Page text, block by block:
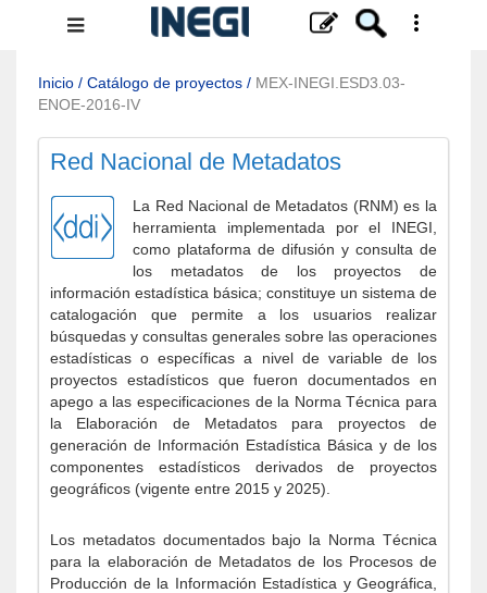
Menú
navegación
Inicio / Catálogo de proyectos / MEX-INEGI.ESD3.03-
ENOE-2016-IV
Red Nacional de Metadatos
La Red Nacional de Metadatos (RNM) es la
herramienta implementada por el INEGI,
como plataforma de difusión y consulta de
los metadatos de los proyectos de
información estadística básica; constituye un sistema de
catalogación que permite a los usuarios realizar
búsquedas y consultas generales sobre las operaciones
estadísticas o específicas a nivel de variable de los
proyectos estadísticos que fueron documentados en
apego a las especificaciones de la Norma Técnica para
la Elaboración de Metadatos para proyectos de
generación de Información Estadística Básica y de los
componentes estadísticos derivados de proyectos
geográficos (vigente entre 2015 y 2025).
Los metadatos documentados bajo la Norma Técnica
para la elaboración de Metadatos de los Procesos de
Producción de la Información Estadística y Geográfica,